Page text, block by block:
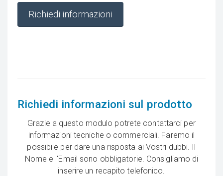
Richiedi informazioni
Richiedi informazioni sul prodotto
Grazie a questo modulo potrete contattarci per
informazioni tecniche o commerciali. Faremo il
possibile per dare una risposta ai Vostri dubbi. Il
Nome e l'Email sono obbligatorie. Consigliamo di
inserire un recapito telefonico.